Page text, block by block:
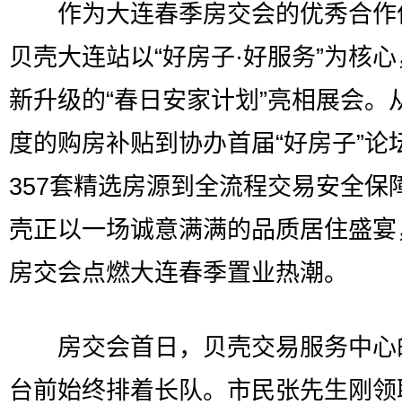
作为大连春季房交会的优秀合作
贝壳大连站以“好房子·好服务”为核
新升级的“春日安家计划”亮相展会。
度的购房补贴到协办首届“好房子”论
357套精选房源到全流程交易安全保
壳正以一场诚意满满的品质居住盛
房交会点燃大连春季置业热潮。
房交会首日，贝壳交易服务中心
台前始终排着长队。市民张先生刚